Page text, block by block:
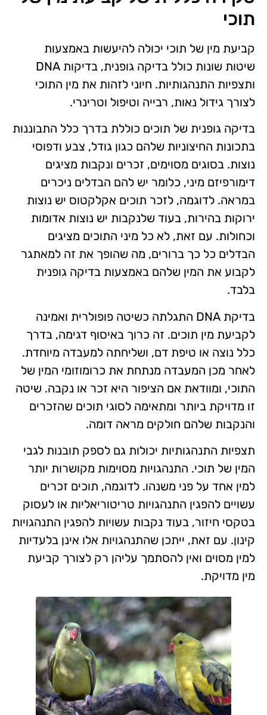
תוכי
קביעת מין של תוכי יכולה להיעשות באמצעות
שיטות שונות כולל בדיקה גופנית, בדיקות DNA
ותצפיות התנהגותיות. חיוני לזהות את מין התוכי
לצורך גידול נאות, רבייה וטיפול וטרינרי.
בדיקה גופנית של תוכים כוללת בדרך כלל התבוננות
בתכונות החיצוניות שלהם כגון גודל, צבע ודפוסי
נוצות. בסוגים מסוימים, זכרים ונקבות מציגים
דימורפיזם מיני, כלומר יש להם הבדלים ניכרים
במראה. לדוגמה, לזכר תוכים אקלקטוס יש נוצות
ירוקות בהירות, בעוד שלנקבות יש נוצות אדומות
וכחולות. עם זאת, לא כל מיני התוכים מציגים
הבדלים כל כך ברורים, מה שהופך את זה למאתגר
לקבוע את המין שלהם באמצעות בדיקה גופנית
בלבד.
בדיקת DNA התגלתה כשיטה פופולרית ואמינה
לקביעת מין תוכים. זה כרוך באיסוף דגימה, בדרך
כלל נוצה או טיפת דם, ושליחתה למעבדה מיוחדת.
לאחר מכן המעבדה מנתחת את כרומוזומי המין של
התוכי, ומוודאת אם הציפור היא זכר או נקבה. שיטה
זו מדויקת ביותר ומתאימה לסוגי תוכים שהזכרים
והנקבות שלהם חולקים מראה דומה.
תצפיות התנהגותיות יכולות גם לספק תובנות לגבי
המין של תוכי. התנהגויות מסוימות מקושרות יותר
למין אחד על פני משנהו. לדוגמה, תוכים זכרים
עשויים להפגין התנהגויות טריטוריאליות או לעסוק
בטקסי חיזור, בעוד נקבות עשויות להפגין התנהגויות
קינון. עם זאת, ייתכן שהתנהגויות אלו אינן בלעדיות
למין מסוים ואין להסתמך עליהן רק לצורך קביעת
מין מדויקת.